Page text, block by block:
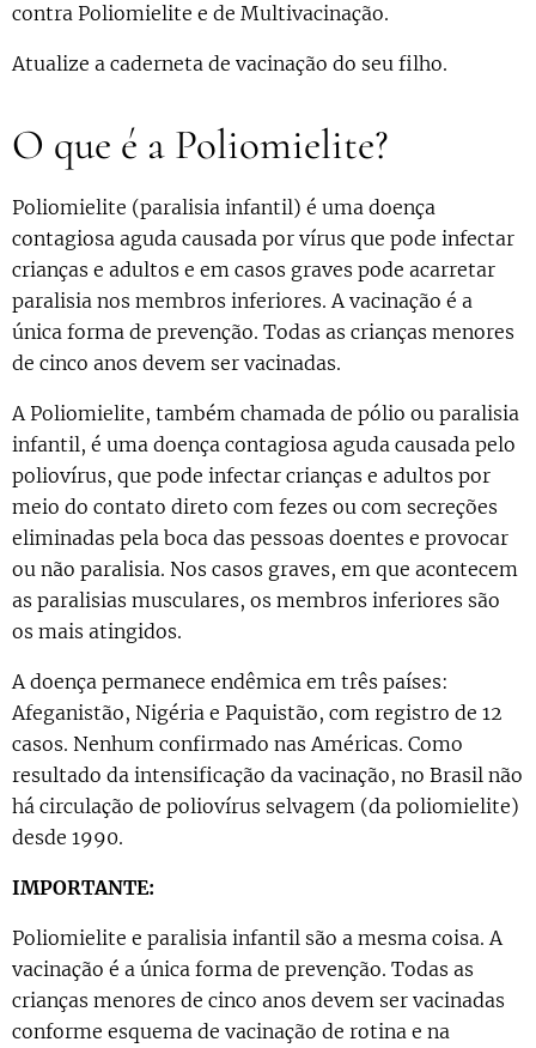
contra Poliomielite e de Multivacinação.
Atualize a caderneta de vacinação do seu filho.
O que é a Poliomielite?
Poliomielite (paralisia infantil) é uma doença
contagiosa aguda causada por vírus que pode infectar
crianças e adultos e em casos graves pode acarretar
paralisia nos membros inferiores. A vacinação é a
única forma de prevenção. Todas as crianças menores
de cinco anos devem ser vacinadas.
A Poliomielite, também chamada de pólio ou paralisia
infantil, é uma doença contagiosa aguda causada pelo
poliovírus, que pode infectar crianças e adultos por
meio do contato direto com fezes ou com secreções
eliminadas pela boca das pessoas doentes e provocar
ou não paralisia. Nos casos graves, em que acontecem
as paralisias musculares, os membros inferiores são
os mais atingidos.
A doença permanece endêmica em três países:
Afeganistão, Nigéria e Paquistão, com registro de 12
casos. Nenhum confirmado nas Américas. Como
resultado da intensificação da vacinação, no Brasil não
há circulação de poliovírus selvagem (da poliomielite)
desde 1990.
IMPORTANTE:
Poliomielite e paralisia infantil são a mesma coisa. A
vacinação é a única forma de prevenção. Todas as
crianças menores de cinco anos devem ser vacinadas
conforme esquema de vacinação de rotina e na